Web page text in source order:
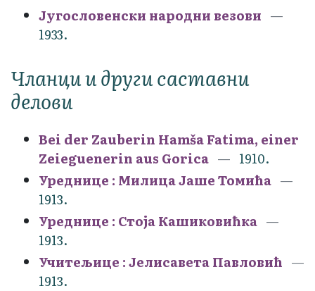
Југословенски народни везови
1933.
Чланци и други саставни
делови
Bei der Zauberin Hamša Fatima, einer
Zeieguenerin aus Gorica
1910.
Уреднице : Милица Јаше Томића
1913.
Уреднице : Стоја Кашиковићка
1913.
Учитељице : Јелисавета Павловић
1913.